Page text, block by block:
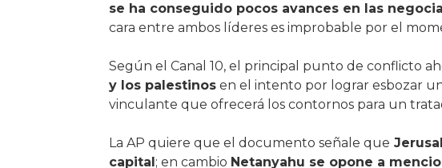
se ha conseguido pocos avances en las
cara entre ambos líderes es improbable por el
Según el Canal 10, el principal punto de conflicto
y los palestinosen el intento por lograr esbozar
vinculante que ofrecerá los contornos para un
La AP quiere que el documento señale que
capital; en cambio Netanyahu se opone a